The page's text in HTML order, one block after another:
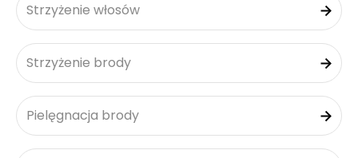
Strzyżenie włosów
Strzyżenie brody
Pielęgnacja brody